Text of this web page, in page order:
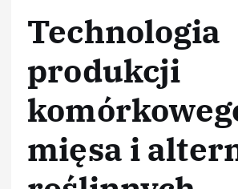
Technologia
produkcji
mięsa i